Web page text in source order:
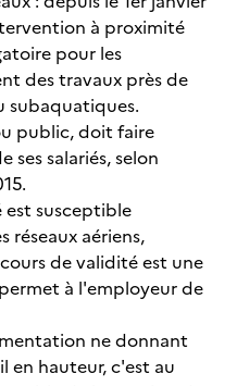
à proximité
pour les
des travaux près de
subaquatiques.
public, doit faire
ses salariés, selon
est susceptible
aériens,
de validité est une
à l'employeur de
ne donnant
en hauteur, c'est au